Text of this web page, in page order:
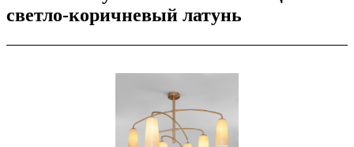
светло-коричневый латунь